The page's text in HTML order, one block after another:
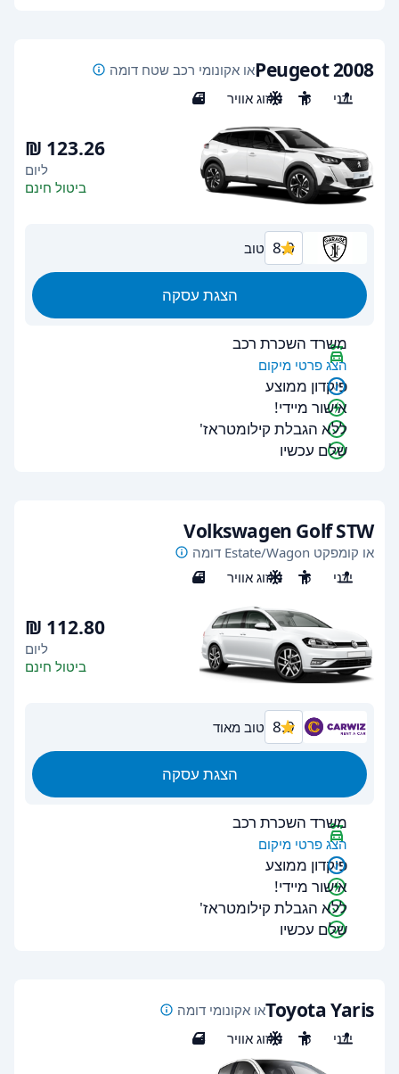
Peugeot 2008או אקונומי רכב שטח דומה
ידני
5 מיזוג אוויר 5
ליום
ביטול חינם
8.0 טוב
הצגת עסקה
משרד השכרת רכב
הצג פרטי מיקום
פיקדון ממוצע
אישור מיידי!
ללא הגבלת קילומטראז'
שלם עכשיו
Volkswagen Golf STW
או קומפקט Estate/Wagon דומה
ידני
5 מיזוג אוויר 5
ליום
ביטול חינם
8.9 טוב מאוד
הצגת עסקה
משרד השכרת רכב
הצג פרטי מיקום
פיקדון ממוצע
אישור מיידי!
ללא הגבלת קילומטראז'
שלם עכשיו
Toyota Yarisאו אקונומי דומה
ידני
5 מיזוג אוויר 4